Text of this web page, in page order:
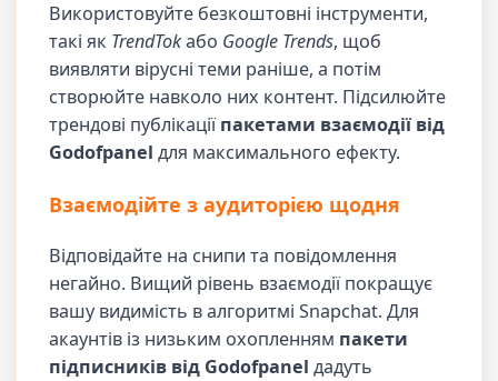
Використовуйте безкоштовні інструменти,
такі як TrendTokабо Google Trends, щоб
виявляти вірусні теми раніше, а потім
створюйте навколо них контент. Підсилюйте
трендові публікаціїпакетами взаємодії від
Godofpanel для максимального ефекту.
Взаємодійте з аудиторією щодня
Відповідайте на снипи та повідомлення
негайно. Вищий рівень взаємодії покращує
вашу видимість в алгоритмі Snapchat. Для
акаунтів із низьким охопленням пакети
підписників від Godofpanel дадуть